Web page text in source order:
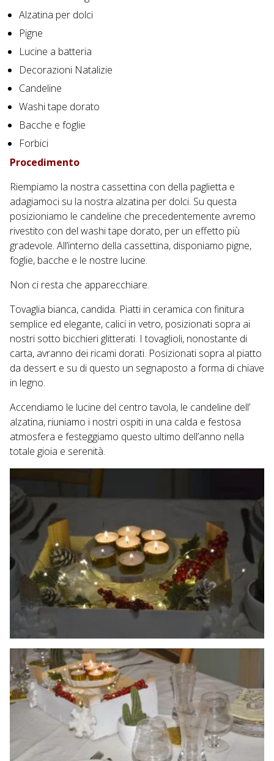
Alzatina per dolci
Pigne
Lucine a batteria
Decorazioni Natalizie
Candeline
Washi tape dorato
Bacche e foglie
Forbici
Procedimento
Riempiamo la nostra cassettina con della paglietta e
adagiamoci su la nostra alzatina per dolci. Su questa
posizioniamo le candeline che precedentemente avremo
rivestito con del washi tape dorato, per un effetto più
gradevole. All’interno della cassettina, disponiamo pigne,
foglie, bacche e le nostre lucine.
Non ci resta che apparecchiare.
Tovaglia bianca, candida. Piatti in ceramica con finitura
semplice ed elegante, calici in vetro, posizionati sopra ai
nostri sotto bicchieri glitterati. I tovaglioli, nonostante di
carta, avranno dei ricami dorati. Posizionati sopra al piatto
da dessert e su di questo un segnaposto a forma di chiave
in legno.
Accendiamo le lucine del centro tavola, le candeline dell’
alzatina, riuniamo i nostri ospiti in una calda e festosa
atmosfera e festeggiamo questo ultimo dell’anno nella
totale gioia e serenità.